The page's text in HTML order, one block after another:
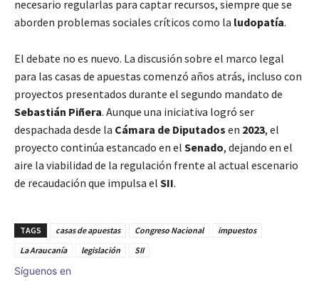
necesario regularlas para captar recursos, siempre que se
aborden problemas sociales críticos como la ludopatía.
El debate no es nuevo. La discusión sobre el marco legal
para las casas de apuestas comenzó años atrás, incluso con
proyectos presentados durante el segundo mandato de
Sebastián Piñera. Aunque una iniciativa logró ser
despachada desde la Cámara de Diputados en 2023, el
proyecto continúa estancado en el Senado, dejando en el
aire la viabilidad de la regulación frente al actual escenario
de recaudación que impulsa el SII.
TAGS casas de apuestas Congreso Nacional
impuestos
La Araucanía
legislación SII
Síguenos en